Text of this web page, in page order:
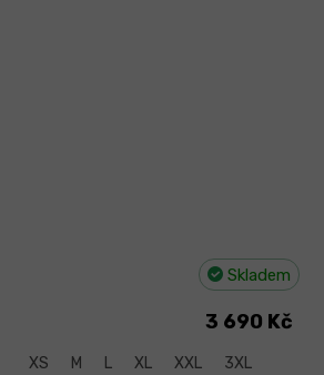
Skladem
3 690 Kč
XS M L XL XXL 3XL